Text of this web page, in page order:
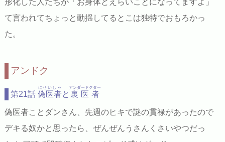
形化した人たちが「お身体どえらいことになってますよ」
て言われてちょっと動揺してるとこは独特でおもろかっ
た。
アンドク
第21話 偽医者
にせいしゃ
と 裏医者
アンダードクター
偽医者ことダンさん、先週のヒキで謎の貫禄があったので
デキる奴かと思ったら、ぜんぜんうさんくさいやつだっ